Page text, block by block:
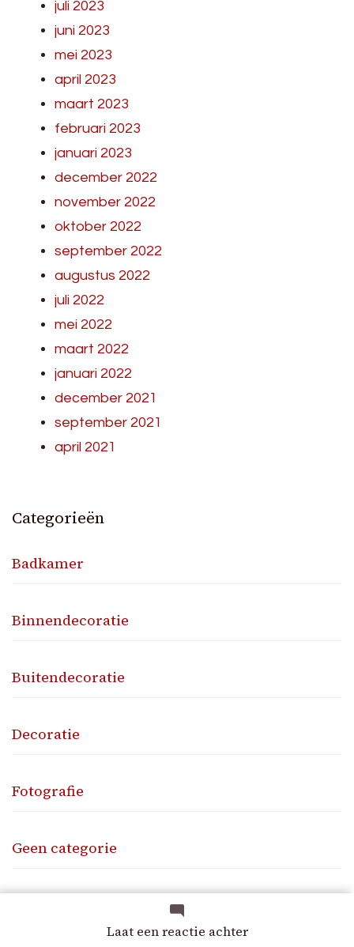
Laat een reactie achterop
juli 2023
juni 2023
mei 2023
april 2023
maart 2023
februari 2023
januari 2023
december 2022
november 2022
oktober 2022
september 2022
augustus 2022
juli 2022
mei 2022
maart 2022
januari 2022
december 2021
september 2021
april 2021
Categorieën
Badkamer
Binnendecoratie
Buitendecoratie
Decoratie
Fotografie
Geen categorie